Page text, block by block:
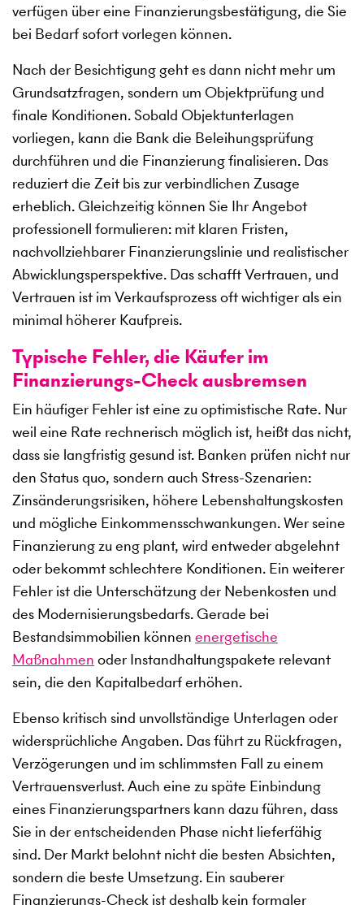
verfügen über eine Finanzierungsbestätigung, die Sie
bei Bedarf sofort vorlegen können.
Nach der Besichtigung geht es dann nicht mehr um
Grundsatzfragen, sondern um Objektprüfung und
finale Konditionen. Sobald Objektunterlagen
vorliegen, kann die Bank die Beleihungsprüfung
durchführen und die Finanzierung finalisieren. Das
reduziert die Zeit bis zur verbindlichen Zusage
erheblich. Gleichzeitig können Sie Ihr Angebot
professionell formulieren: mit klaren Fristen,
nachvollziehbarer Finanzierungslinie und realistischer
Abwicklungsperspektive. Das schafft Vertrauen, und
Vertrauen ist im Verkaufsprozess oft wichtiger als ein
minimal höherer Kaufpreis.
Typische Fehler, die Käufer im
Finanzierungs-Check ausbremsen
Ein häufiger Fehler ist eine zu optimistische Rate. Nur
weil eine Rate rechnerisch möglich ist, heißt das nicht,
dass sie langfristig gesund ist. Banken prüfen nicht nur
den Status quo, sondern auch Stress-Szenarien:
Zinsänderungsrisiken, höhere Lebenshaltungskosten
und mögliche Einkommensschwankungen. Wer seine
Finanzierung zu eng plant, wird entweder abgelehnt
oder bekommt schlechtere Konditionen. Ein weiterer
Fehler ist die Unterschätzung der Nebenkosten und
des Modernisierungsbedarfs. Gerade bei
Bestandsimmobilien können energetische
Maßnahmen oder Instandhaltungspakete relevant
sein, die den Kapitalbedarf erhöhen.
Ebenso kritisch sind unvollständige Unterlagen oder
widersprüchliche Angaben. Das führt zu Rückfragen,
Verzögerungen und im schlimmsten Fall zu einem
Vertrauensverlust. Auch eine zu späte Einbindung
eines Finanzierungspartners kann dazu führen, dass
Sie in der entscheidenden Phase nicht lieferfähig
sind. Der Markt belohnt nicht die besten Absichten,
sondern die beste Umsetzung. Ein sauberer
Finanzierungs-Check ist deshalb kein formaler